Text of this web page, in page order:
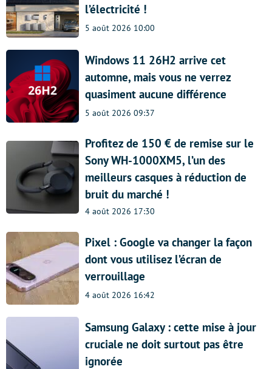
l’électricité !
5 août 2026 10:00
Windows 11 26H2 arrive cet
automne, mais vous ne verrez
quasiment aucune différence
5 août 2026 09:37
Profitez de 150 € de remise sur le
Sony WH-1000XM5, l’un des
meilleurs casques à réduction de
bruit du marché !
4 août 2026 17:30
Pixel : Google va changer la façon
dont vous utilisez l’écran de
verrouillage
4 août 2026 16:42
Samsung Galaxy : cette mise à jour
cruciale ne doit surtout pas être
ignorée